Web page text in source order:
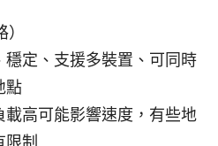
穩定、支援多裝置、可同時
點
載高可能影響速度，有些地
制